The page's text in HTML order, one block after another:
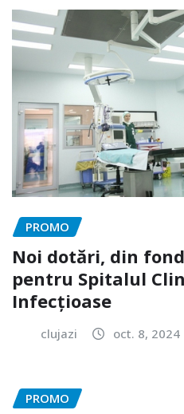
PROMO
Noi dotări, din
pentru Spitalul
Infecțioase
clujazi oct. 8, 2024
PROMO